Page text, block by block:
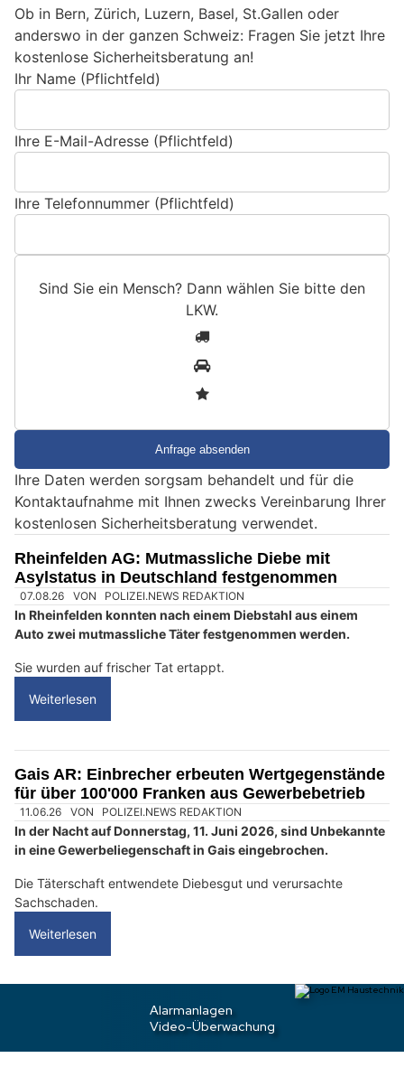
Ob in Bern, Zürich, Luzern, Basel, St.Gallen oder
anderswo in der ganzen Schweiz: Fragen Sie jetzt Ihre
kostenlose Sicherheitsberatung an!
Ihr Name (Pflichtfeld)
Ihre E-Mail-Adresse (Pflichtfeld)
Ihre Telefonnummer (Pflichtfeld)
Sind Sie ein Mensch? Dann wählen Sie bitte den
LKW.
e
i
n
e
n
s
c
?
D
a
n
w
ä
h
l
n
S
i
e
b
Ihre Daten werden sorgsam behandelt und für die
Kontaktaufnahme mit Ihnen zwecks Vereinbarung Ihrer
kostenlosen Sicherheitsberatung verwendet.
Rheinfelden AG: Mutmassliche Diebe mit
Asylstatus in Deutschland festgenommen
In Rheinfelden konnten nach einem Diebstahl aus einem
Auto zwei mutmassliche Täter festgenommen werden.
Sie wurden auf frischer Tat ertappt.